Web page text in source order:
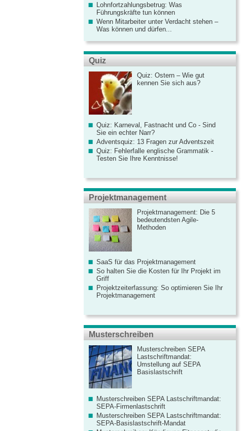
Lohnfortzahlungsbetrug: Was
Führungskräfte tun können
Wenn Mitarbeiter unter Verdacht stehen –
Was können und dürfen...
Quiz
Quiz: Ostern – Wie gut
kennen Sie sich aus?
Quiz: Karneval, Fastnacht und Co - Sind
Sie ein echter Narr?
Adventsquiz: 13 Fragen zur Adventszeit
Quiz: Fehlerfalle englische Grammatik -
Testen Sie Ihre Kenntnisse!
Projektmanagement
Projektmanagement: Die 5
bedeutendsten Agile-
Methoden
SaaS für das Projektmanagement
So halten Sie die Kosten für Ihr Projekt im
Griff
Projektzeiterfassung: So optimieren Sie Ihr
Projektmanagement
Musterschreiben
Musterschreiben SEPA
Lastschriftmandat:
Umstellung auf SEPA
Basislastschrift
Musterschreiben SEPA Lastschriftmandat:
SEPA-Firmenlastschrift
Musterschreiben SEPA Lastschriftmandat:
SEPA-Basislastschrift-Mandat